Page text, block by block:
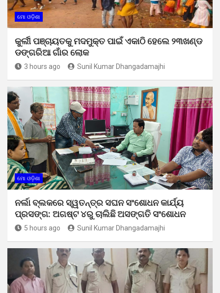
ମୋ ଓଡ଼ିଶା
କୁର୍ଲୀ ପଞ୍ଚାୟତକୁ ମଦମୁକ୍ତ ପାଇଁ ଏକାଠି ହେଲେ ୨୩ଖଣ୍ଡ
ଡଙ୍ଗରିଆ ଗାଁର ଲୋକ
3 hours ago Sunil Kumar Dhangadamajhi
ମୋ ଓଡ଼ିଶା
ନର୍ଲା ବ୍ଲକରେ ସ୍ୱତନ୍ତ୍ର ସଘନ ସଂଶୋଧନ କାର୍ଯ୍ୟ
ପ୍ରସଙ୍ଗ: ଅଗଷ୍ଟ ୪ରୁ ଚାଲିଛି ଅସଙ୍ଗତି ସଂଶୋଧନ
5 hours ago Sunil Kumar Dhangadamajhi